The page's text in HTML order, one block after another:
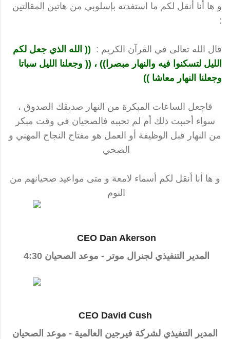
و ها أنا أنقل لكم ما استفدته بإسلوبي من هاتين المقالتين
:
قال الله تعالى في القرآن الكريم : (( الله الذي جعل لكم
الليل لتسكنوا فيه والنهار مبصرا)) ، (( وجعلنا الليل سباتا
وجعلنا النهار معاشا ))
فاجعل الساعات المبكرة من النهار صديقك الصدوق ،
سواء أحببت ذلك أم لم تحببه فالصحيان في وقت مبكر
من النهار قبل الوظيفة أو العمل هو مفتاح النجاح المهني و
الصحي
و ها أنا أنقل لكم أسماء لامعة و متى مواعيد صحيانهم من
النوم
CEO Dan Akerson
المدير التنفيذي لجنرال موتر - موعد الصحيان 4:30
CEO David Cush
المدير التنفيذي لشركة فيرجين العالمية - موعد الصحيان